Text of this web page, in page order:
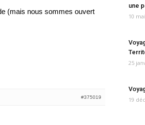
(mais nous sommes ouvert
#375019
une
10
25
19